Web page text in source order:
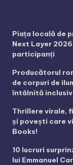
Piața locală de
Next Layer
participanți
Producătorul
de corpuri de
întâlnită inclusiv
Thrillere virale,
și povești care
Books!
10 lucruri
lui Emmanuel